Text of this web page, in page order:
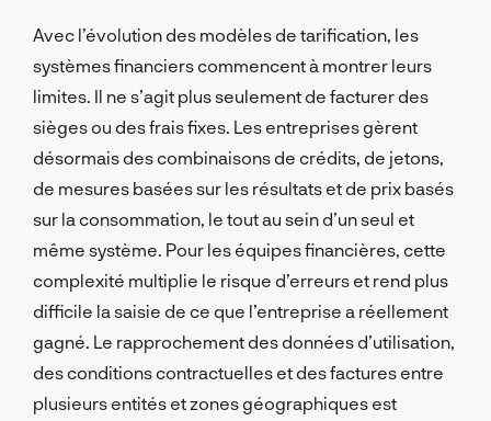
Avec l’évolution des modèles de tarification, les
systèmes financiers commencent à montrer leurs
limites. Il ne s’agit plus seulement de facturer des
sièges ou des frais fixes. Les entreprises gèrent
désormais des combinaisons de crédits, de jetons,
de mesures basées sur les résultats et de prix basés
sur la consommation, le tout au sein d’un seul et
même système. Pour les équipes financières, cette
complexité multiplie le risque d’erreurs et rend plus
difficile la saisie de ce que l’entreprise a réellement
gagné. Le rapprochement des données d’utilisation,
des conditions contractuelles et des factures entre
plusieurs entités et zones géographiques est